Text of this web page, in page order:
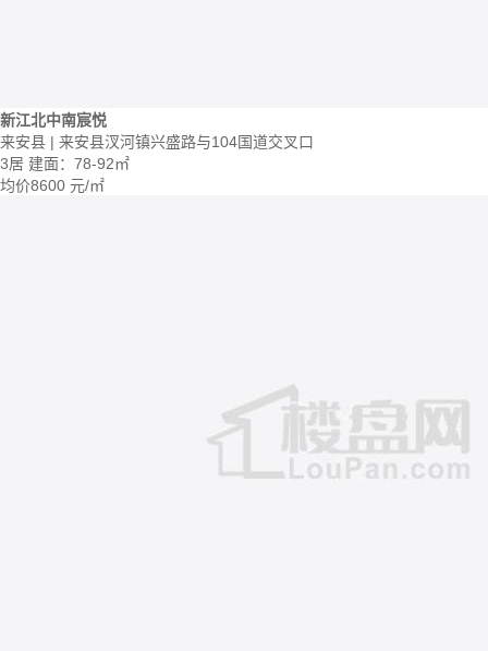
新江北中南宸悦
来安县 | 来安县汊河镇兴盛路与104国道交叉口
3居 建面：78-92㎡
均价8600 元/㎡